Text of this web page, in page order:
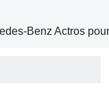
Benz Actros